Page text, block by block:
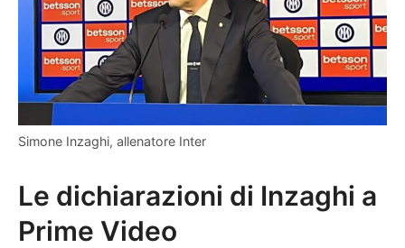
Simone Inzaghi, allenatore Inter
Le dichiarazioni di Inzaghi a
Prime Video